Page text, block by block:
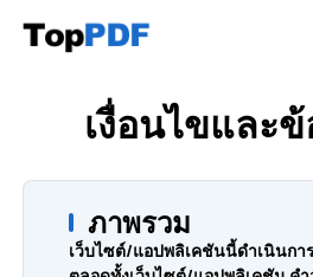
แก้ไข PDF
แปล PDF
รวม PDF
เงื่อนไขและ
ภาพรวม
เว็บไซต์/แอปพลิเคชันนี้ดำเนินกา